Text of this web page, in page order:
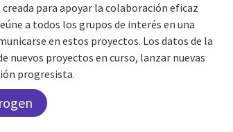
para apoyar la colaboración eficaz
a todos los grupos de interés en una
en estos proyectos. Los datos de la
nuevos proyectos en curso, lanzar nuevas
progresista.